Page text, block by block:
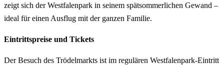
zeigt sich der Westfalenpark in seinem spätsommerlichen Gewand –
ideal für einen Ausflug mit der ganzen Familie.
Eintrittspreise und Tickets
Der Besuch des Trödelmarkts ist im regulären Westfalenpark-Eintritt